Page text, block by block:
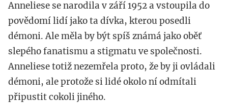
Anneliese se narodila v září 1952 a vstoupila do
povědomí lidí jako ta dívka, kterou posedli
démoni. Ale měla by být spíš známá jako oběť
slepého fanatismu a stigmatu ve společnosti.
Anneliese totiž nezemřela proto, že by ji ovládali
démoni, ale protože si lidé okolo ní odmítali
připustit cokoli jiného.